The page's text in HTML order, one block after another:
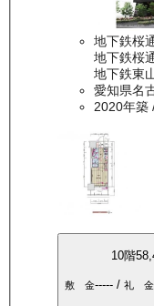
地下鉄桜
地下鉄桜
地下鉄東
愛知県名
2020年築
10階
敷 金-----/ 礼 金